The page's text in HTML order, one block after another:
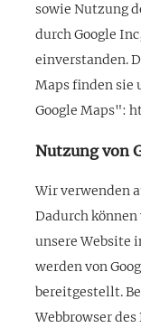
sowie Nutzung
durch Google
einverstanden.
Maps finden sie
Google Maps":
Nutzung von
Wir verwenden
Dadurch
unsere Website
werden von
bereitgestellt.
Webbrowser